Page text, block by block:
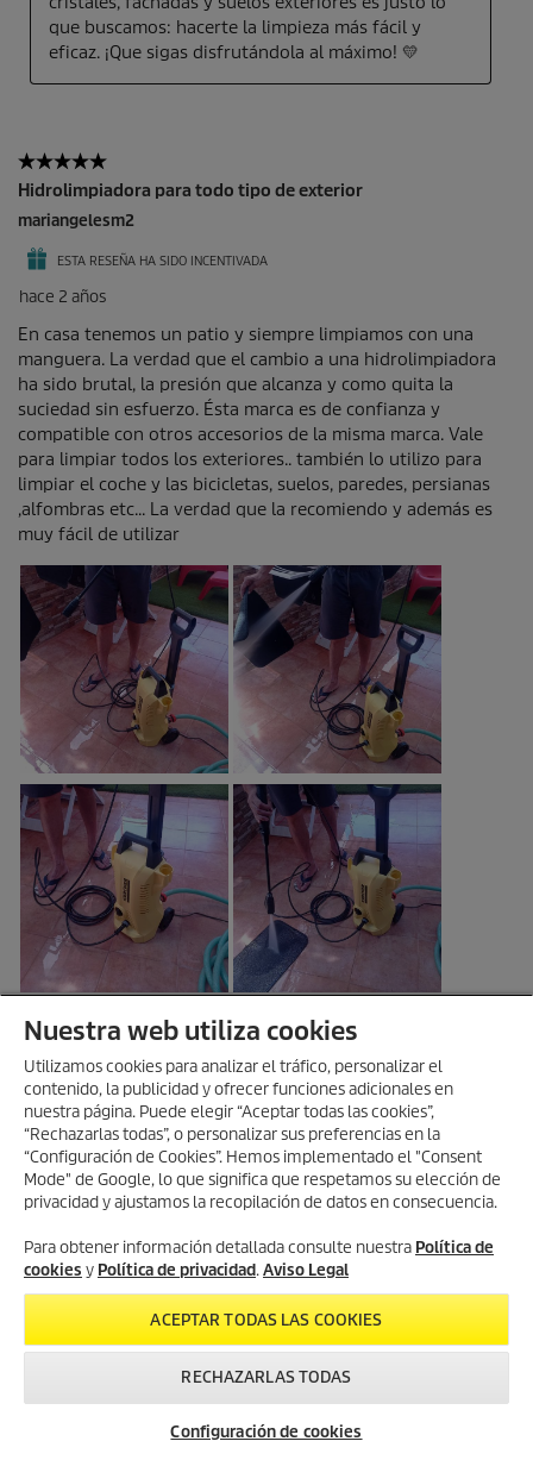
Nuestra web utiliza cookies
Utilizamos cookies para analizar el tráfico, personalizar el
contenido, la publicidad y ofrecer funciones adicionales en
nuestra página. Puede elegir “Aceptar todas las cookies”,
“Rechazarlas todas”, o personalizar sus preferencias en la
“Configuración de Cookies”. Hemos implementado el "Consent
Mode" de Google, lo que significa que respetamos su elección de
privacidad y ajustamos la recopilación de datos en consecuencia.
Para obtener información detallada consulte nuestra Política de
cookies y Política de privacidad.Aviso Legal
ACEPTAR TODAS LAS COOKIES
RECHAZARLAS TODAS
Configuración de cookies